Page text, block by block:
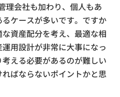
理会社も加わり、個人もあ
ケースが多いです。ですか
資産配分を考え、最適な相
用設計が非常に大事になっ
える必要があるのが難しい
ばならないポイントかと思